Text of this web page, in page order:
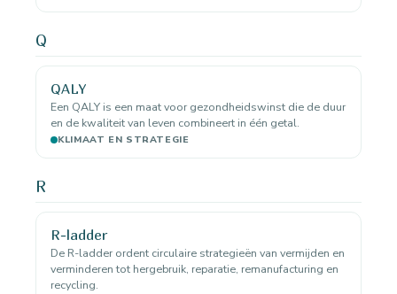
Q
QALY
Een QALY is een maat voor gezondheidswinst die de duur
en de kwaliteit van leven combineert in één getal.
KLIMAAT EN STRATEGIE
R
R-ladder
De R-ladder ordent circulaire strategieën van vermijden en
verminderen tot hergebruik, reparatie, remanufacturing en
recycling.